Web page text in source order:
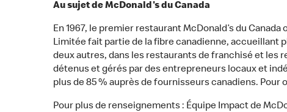
Au sujet de McDonald's du Canada
En 1967, le premier restaurant McDonald’s du
Limitée fait partie de la fibre canadienne, accueillant
deux autres, dans les restaurants de franchisé et les
détenus et gérés par des entrepreneurs locaux et
plus de 85 % auprès de fournisseurs canadiens.
Pour plus de renseignements : Équipe Impact de